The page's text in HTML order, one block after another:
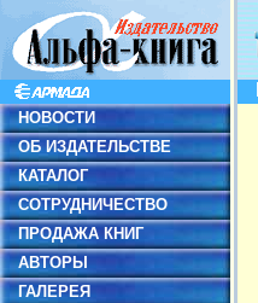
НОВОСТИ
ОБ ИЗДАТЕЛЬСТВЕ
КАТАЛОГ
СОТРУДНИЧЕСТВО
ПРОДАЖА КНИГ
АВТОРЫ
ГАЛЕРЕЯ